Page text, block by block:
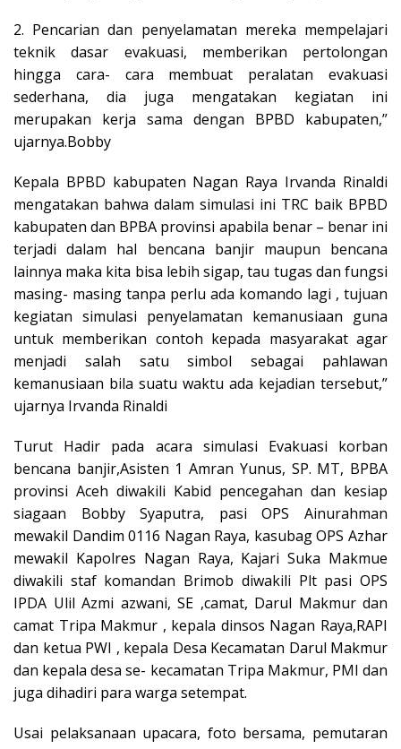
2. Pencarian dan penyelamatan mereka mempelajari
teknik dasar evakuasi, memberikan pertolongan
hingga cara- cara membuat peralatan evakuasi
sederhana, dia juga mengatakan kegiatan ini
merupakan kerja sama dengan BPBD kabupaten,”
ujarnya.Bobby
Kepala BPBD kabupaten Nagan Raya Irvanda Rinaldi
mengatakan bahwa dalam simulasi ini TRC baik BPBD
kabupaten dan BPBA provinsi apabila benar – benar ini
terjadi dalam hal bencana banjir maupun bencana
lainnya maka kita bisa lebih sigap, tau tugas dan fungsi
masing- masing tanpa perlu ada komando lagi , tujuan
kegiatan simulasi penyelamatan kemanusiaan guna
untuk memberikan contoh kepada masyarakat agar
menjadi salah satu simbol sebagai pahlawan
kemanusiaan bila suatu waktu ada kejadian tersebut,”
ujarnya Irvanda Rinaldi
Turut Hadir pada acara simulasi Evakuasi korban
bencana banjir,Asisten 1 Amran Yunus, SP. MT, BPBA
provinsi Aceh diwakili Kabid pencegahan dan kesiap
siagaan Bobby Syaputra, pasi OPS Ainurahman
mewakil Dandim 0116 Nagan Raya, kasubag OPS Azhar
mewakil Kapolres Nagan Raya, Kajari Suka Makmue
diwakili staf komandan Brimob diwakili Plt pasi OPS
IPDA Ulil Azmi azwani, SE ,camat, Darul Makmur dan
camat Tripa Makmur , kepala dinsos Nagan Raya,RAPI
dan ketua PWI , kepala Desa Kecamatan Darul Makmur
dan kepala desa se- kecamatan Tripa Makmur, PMI dan
juga dihadiri para warga setempat.
Usai pelaksanaan upacara, foto bersama, pemutaran